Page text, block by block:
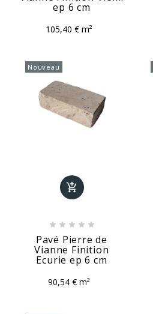
ep 6 cm
105,40 € m²
Nouveau

    
Pavé Pierre de
Vianne Finition
Ecurie ep 6 cm
90,54 € m²